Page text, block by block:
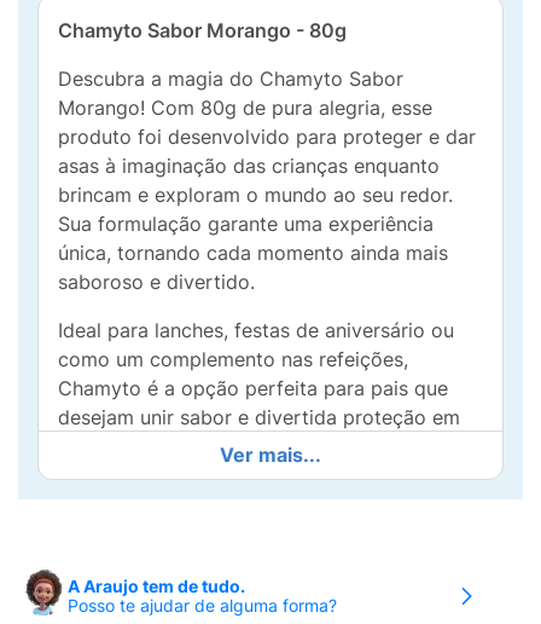
Chamyto Sabor Morango - 80g
Descubra a magia do Chamyto Sabor
Morango! Com 80g de pura alegria, esse
produto foi desenvolvido para proteger e dar
asas à imaginação das crianças enquanto
brincam e exploram o mundo ao seu redor.
Sua formulação garante uma experiência
única, tornando cada momento ainda mais
saboroso e divertido.
Ideal para lanches, festas de aniversário ou
como um complemento nas refeições,
Chamyto é a opção perfeita para pais que
desejam unir sabor e divertida proteção em
um só produto. Com o Caráter envolvente de
seu mascote, o Chamyto inspira brincadeiras
e descobertas. Aposte na proteção genial do
Experimente agora e veja como é fácil tornar
Ver mais...
A Araujo tem de tudo.
Posso te ajudar de alguma forma?